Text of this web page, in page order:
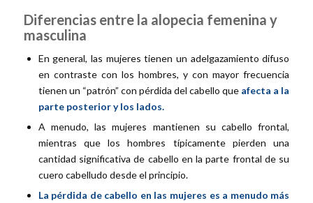
Diferencias entre la alopecia femenina y
masculina
En general, las mujeres tienen un adelgazamiento difuso
en contraste con los hombres, y con mayor frecuencia
tienen un “patrón” con pérdida del cabello que afecta a la
parte posterior y los lados.
A menudo, las mujeres mantienen su cabello frontal,
mientras que los hombres típicamente pierden una
cantidad significativa de cabello en la parte frontal de su
cuero cabelludo desde el principio.
La pérdida de cabello en las mujeres es a menudo más